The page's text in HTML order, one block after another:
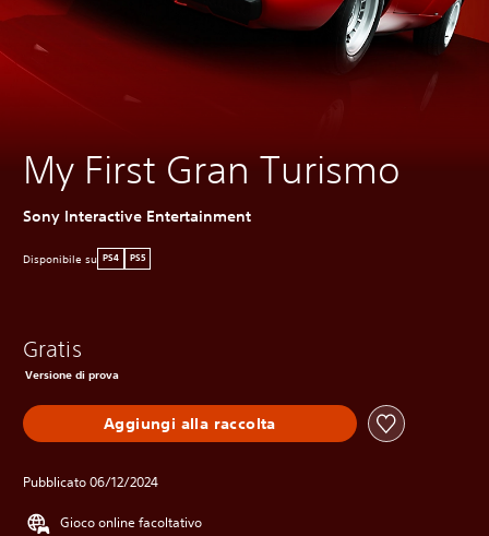
My First Gran Turismo
Sony Interactive Entertainment
Disponibile su PS4 PS5
Gratis
Versione di prova
Aggiungi alla raccolta
Pubblicato 06/12/2024
Gioco online facoltativo